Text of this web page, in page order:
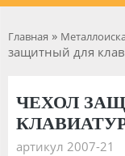
Главная »
защитный для
ЧЕХОЛ
артикул 2007-21